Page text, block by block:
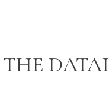
DATAI